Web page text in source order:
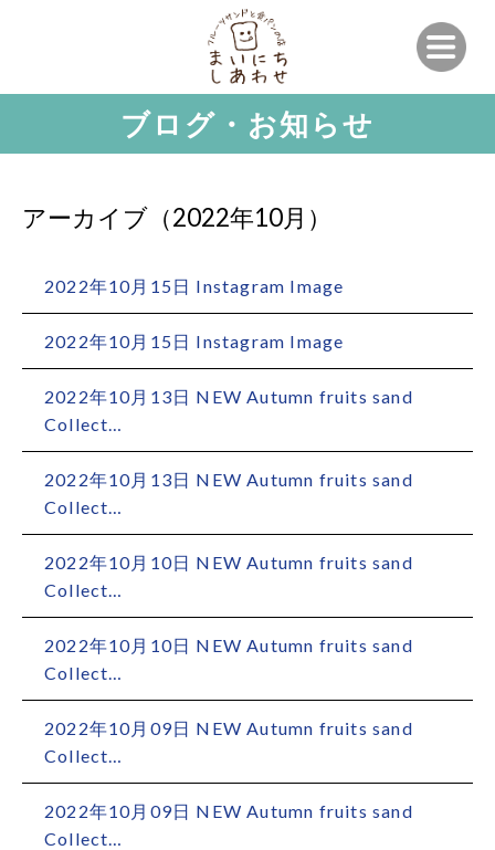
ブログ・お知らせ
アーカイブ（2022年10月）
2022年10月15日 Instagram Image
2022年10月15日 Instagram Image
2022年10月13日 NEW Autumn fruits sand
Collect…
2022年10月13日 NEW Autumn fruits sand
Collect…
2022年10月10日 NEW Autumn fruits sand
Collect…
2022年10月10日 NEW Autumn fruits sand
Collect…
2022年10月09日 NEW Autumn fruits sand
Collect…
2022年10月09日 NEW Autumn fruits sand
Collect…